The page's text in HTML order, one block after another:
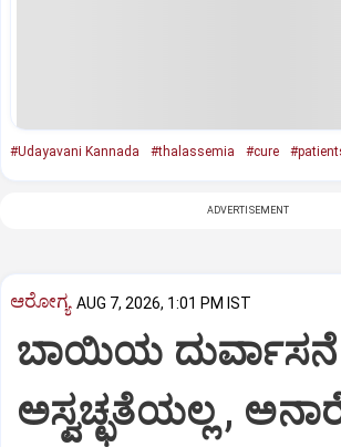
#Udayavani Kannada #thalassemia #cure
ADVERTISEMENT
ಆರೋಗ್ಯ AUG 7, 2026, 1:01 PM IST
ಬಾಯಿಯ ದುರ್ವಾಸನೆ
ಅಸ್ವಚ್ಛತೆಯಲ್ಲ ,